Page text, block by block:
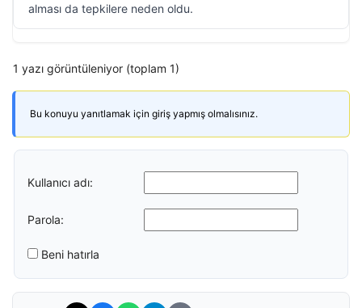
alması da tepkilere neden oldu.
1 yazı görüntüleniyor (toplam 1)
Bu konuyu yanıtlamak için giriş yapmış olmalısınız.
Kullanıcı adı:
Parola:
Beni hatırla